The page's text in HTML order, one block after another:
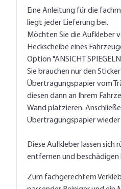
Eine Anleitung für die
liegt jeder Lieferung bei.
Möchten Sie die Aufkleber
Heckscheibe eines
Option "ANSICHT
Sie brauchen nur den
Übertragungspapier vom
diesen dann an Ihrem
Wand platzieren.
Übertragungspapier
Diese Aufkleber lassen sich
entfernen und beschädigen
Zum fachgerechtem